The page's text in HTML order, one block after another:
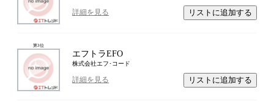
詳細を見る リストに追加する
第3位
エフトラEFO
株式会社エフ･コード
詳細を見る リストに追加する